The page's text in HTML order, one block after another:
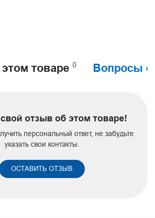
товаре 0 Вопросы
отзыв об этом товаре!
персональный ответ, не забудьте
указать свои контакты.
ОСТАВИТЬ ОТЗЫВ